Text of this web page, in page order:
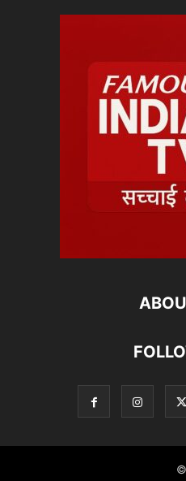
©